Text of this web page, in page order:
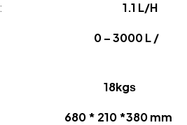
lіԛuіdе : 1.1 L/H
: 0 – 3000 L /
: 18kgѕ
: 680 * 210 *380 mm